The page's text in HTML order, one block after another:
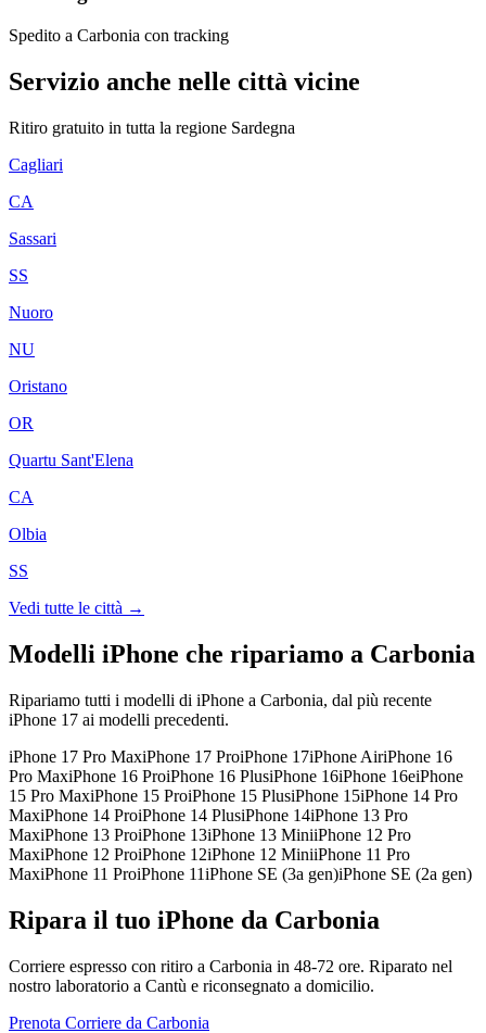
Spedito a Carbonia con tracking
Servizio anche nelle città vicine
Ritiro gratuito in tutta la regione Sardegna
Cagliari
CA
Sassari
SS
Nuoro
NU
Oristano
OR
Quartu Sant'Elena
CA
Olbia
SS
Vedi tutte le città →
Modelli iPhone che ripariamo a Carbonia
Ripariamo tutti i modelli di iPhone a Carbonia, dal più recente
iPhone 17 ai modelli precedenti.
iPhone 17 Pro MaxiPhone 17 ProiPhone 17iPhone AiriPhone 16
Pro MaxiPhone 16 ProiPhone 16 PlusiPhone 16iPhone 16eiPhone
15 Pro MaxiPhone 15 ProiPhone 15 PlusiPhone 15iPhone 14 Pro
MaxiPhone 14 ProiPhone 14 PlusiPhone 14iPhone 13 Pro
MaxiPhone 13 ProiPhone 13iPhone 13 MiniiPhone 12 Pro
MaxiPhone 12 ProiPhone 12iPhone 12 MiniiPhone 11 Pro
MaxiPhone 11 ProiPhone 11iPhone SE (3a gen)iPhone SE (2a gen)
Ripara il tuo iPhone da Carbonia
Corriere espresso con ritiro a Carbonia in 48-72 ore. Riparato nel
nostro laboratorio a Cantù e riconsegnato a domicilio.
Prenota Corriere da Carbonia